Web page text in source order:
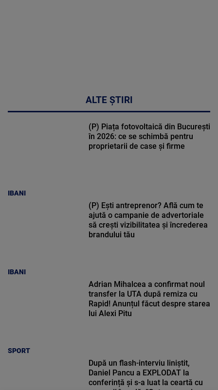
ALTE ȘTIRI
IBANI
(P) Piața fotovoltaică din București
în 2026: ce se schimbă pentru
proprietarii de case și firme
IBANI
(P) Ești antreprenor? Află cum te
ajută o campanie de advertoriale
să crești vizibilitatea și încrederea
brandului tău
SPORT
Adrian Mihalcea a confirmat noul
transfer la UTA după remiza cu
Rapid! Anunțul făcut despre starea
lui Alexi Pitu
După un flash-interviu liniștit,
Daniel Pancu a EXPLODAT la
conferință și s-a luat la ceartă cu